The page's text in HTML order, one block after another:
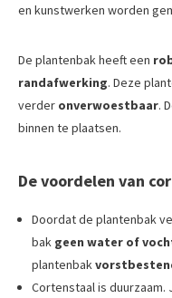
en kunstwerken worden
De plantenbak heeft een
randafwerking. Deze
verder onverwoestbaar.
binnen te plaatsen.
De voordelen van
Doordat de plantenbak
bak geen water of
plantenbak
Cortenstaal is duurzaam.